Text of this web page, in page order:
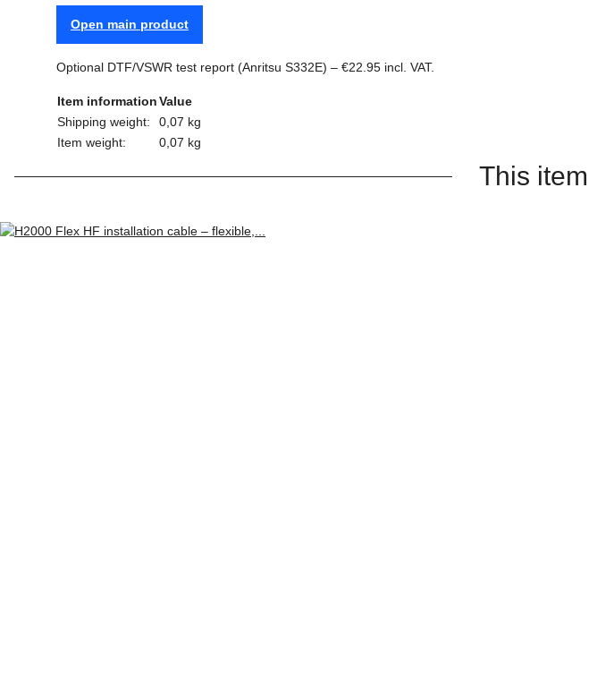
Open main product
Optional DTF/VSWR test report (Anritsu S332E) – €22.95 incl. VAT.
Item informationValue
Shipping weight:
0,07 kg
Item weight:
0,07 kg
This